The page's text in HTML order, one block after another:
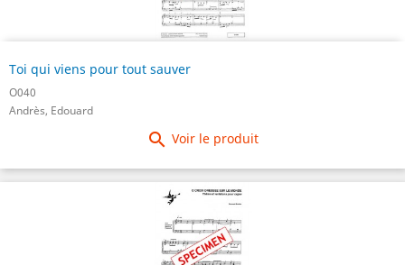
Toi qui viens pour tout sauver
O040
Andrès, Edouard
 Voir le produit